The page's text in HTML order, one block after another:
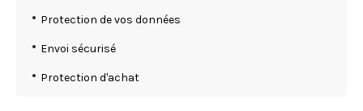
Protection de vos données
Envoi sécurisé
Protection d'achat